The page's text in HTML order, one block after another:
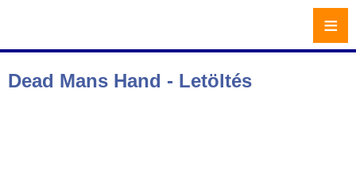
Dead Mans Hand - Letöltés
≡